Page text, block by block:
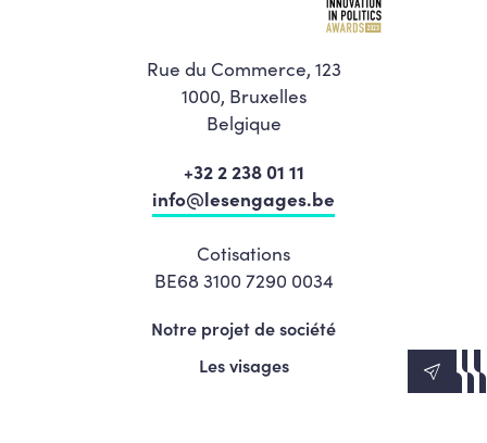
Rue du Commerce, 123
1000, Bruxelles
Belgique
+32 2 238 01 11
info@lesengages.be
Cotisations
BE68 3100 7290 0034
Notre projet de société
Les visages